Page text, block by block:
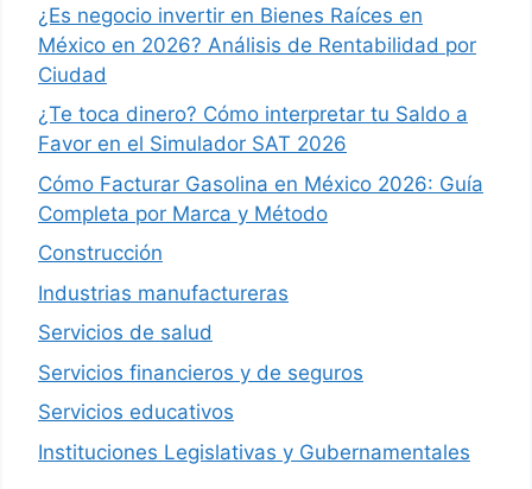
¿Es negocio invertir en Bienes Raíces en
México en 2026? Análisis de Rentabilidad por
Ciudad
¿Te toca dinero? Cómo interpretar tu Saldo a
Favor en el Simulador SAT 2026
Cómo Facturar Gasolina en México 2026: Guía
Completa por Marca y Método
Construcción
Industrias manufactureras
Servicios de salud
Servicios financieros y de seguros
Servicios educativos
Instituciones Legislativas y Gubernamentales